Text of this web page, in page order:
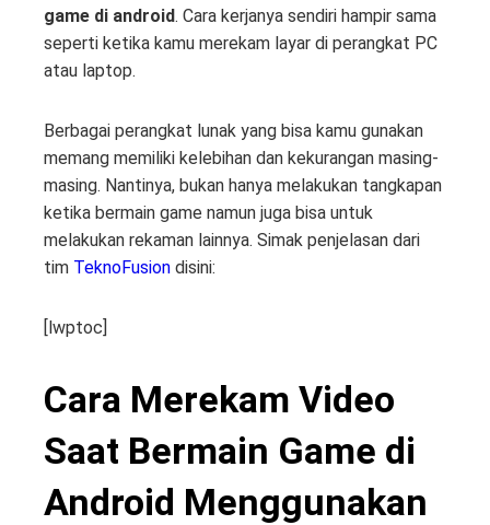
game di android. Cara kerjanya sendiri hampir sama
seperti ketika kamu merekam layar di perangkat PC
atau laptop.
Berbagai perangkat lunak yang bisa kamu gunakan
memang memiliki kelebihan dan kekurangan masing-
masing. Nantinya, bukan hanya melakukan tangkapan
ketika bermain game namun juga bisa untuk
melakukan rekaman lainnya. Simak penjelasan dari
tim TeknoFusion disini:
[lwptoc]
Cara Merekam Video
Saat Bermain Game di
Android Menggunakan